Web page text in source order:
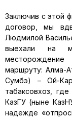
Заключив с этой
договор, мы
Людмилой
выехали на
маршруту: Алма-
Сумбэ) – Ой-
табаксовхоз,
КазГУ (ныне
надежде